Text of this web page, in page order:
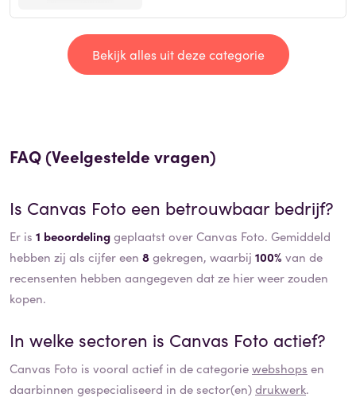
Bekijk alles uit deze categorie
FAQ (Veelgestelde vragen)
Is Canvas Foto een betrouwbaar bedrijf?
Er is 1 beoordelinggeplaatst over Canvas Foto. Gemiddeld
hebben zij als cijfer een 8gekregen, waarbij 100% van de
recensenten hebben aangegeven dat ze hier weer zouden
kopen.
In welke sectoren is Canvas Foto actief?
Canvas Foto is vooral actief in de categoriewebshops en
daarbinnen gespecialiseerd in de sector(en)drukwerk.